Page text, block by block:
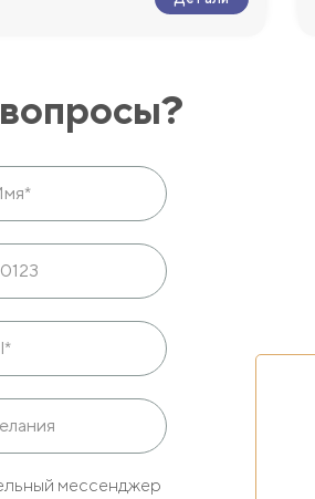
мессенджер